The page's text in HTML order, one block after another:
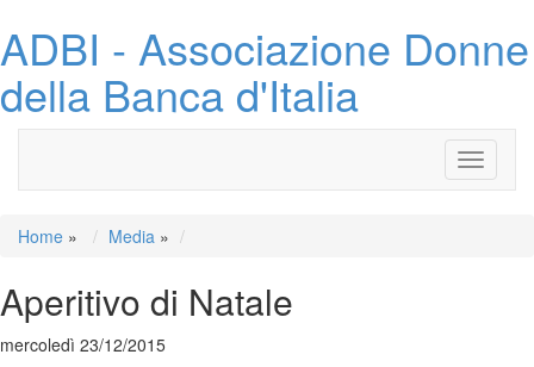
ADBI - Associazione Donne
della Banca d'Italia
Toggle
Home » Media »
Aperitivo di Natale
mercoledì 23/12/2015